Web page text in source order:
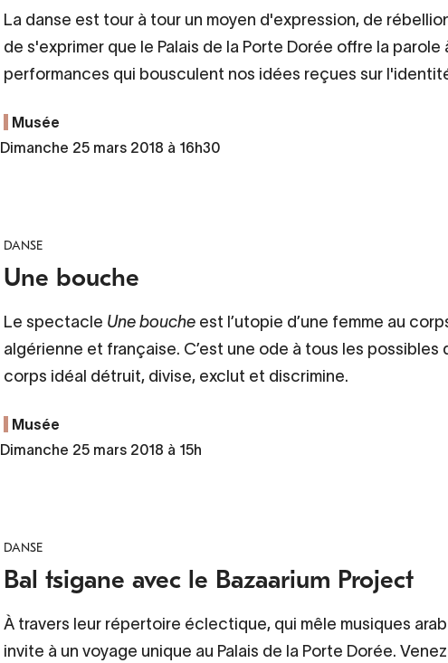
La danse est tour à tour un moyen d'expression, de
de s'exprimer que le Palais de la Porte Dorée offre la
performances qui bousculent nos idées reçues sur
Musée
Dimanche 25 mars 2018 à 16h30
DANSE
Une bouche
Le spectacle Une bouche est l’utopie d’une femme au
algérienne et française. C’est une ode à tous les possibles
corps idéal détruit, divise, exclut et discrimine.
Musée
Dimanche 25 mars 2018 à 15h
DANSE
Bal tsigane avec le Bazaarium Project
À travers leur répertoire éclectique, qui mêle musiques
invite à un voyage unique au Palais de la Porte Dorée.